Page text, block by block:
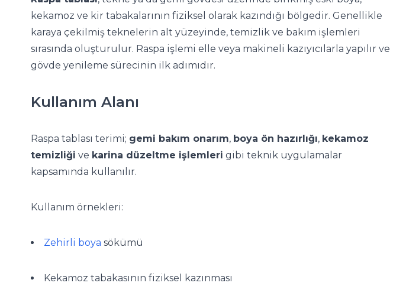
kekamoz ve kir tabakalarının fiziksel olarak kazındığı bölgedir. Genellikle
karaya çekilmiş teknelerin alt yüzeyinde, temizlik ve bakım işlemleri
sırasında oluşturulur. Raspa işlemi elle veya makineli kazıyıcılarla yapılır ve
gövde yenileme sürecinin ilk adımıdır.
Kullanım Alanı
Raspa tablası terimi; gemi bakım onarım, boya ön hazırlığı, kekamoz
temizliği ve karina düzeltme işlemleri gibi teknik uygulamalar
kapsamında kullanılır.
Kullanım örnekleri:
Zehirli boya sökümü
Kekamoz tabakasının fiziksel kazınması